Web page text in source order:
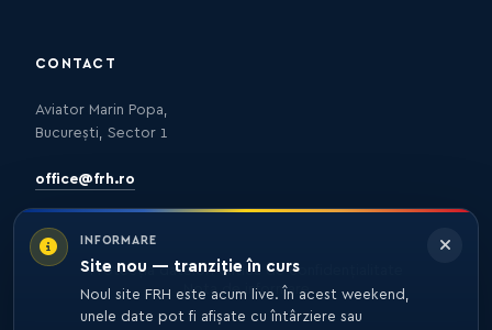
INFORMARE
Site nou — tranziție în curs
Noul site FRH este acum live. În acest weekend,
unele date pot fi afișate cu întârziere sau
CONTACT
Aviator Marin Popa,
București, Sector 1
office@frh.ro
Protecția datelorPolitica de confidențialitate
Nota de informare